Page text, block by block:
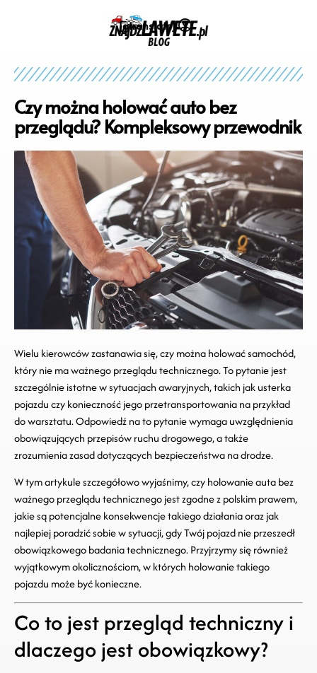
[gtranslate]
Czy można holować auto bez
przeglądu? Kompleksowy przewodnik
Wielu kierowców zastanawia się, czy można holować samochód,
który nie ma ważnego przeglądu technicznego. To pytanie jest
szczególnie istotne w sytuacjach awaryjnych, takich jak usterka
pojazdu czy konieczność jego przetransportowania na przykład
do warsztatu. Odpowiedź na to pytanie wymaga uwzględnienia
obowiązujących przepisów ruchu drogowego, a także
zrozumienia zasad dotyczących bezpieczeństwa na drodze.
W tym artykule szczegółowo wyjaśnimy, czy holowanie auta bez
ważnego przeglądu technicznego jest zgodne z polskim prawem,
jakie są potencjalne konsekwencje takiego działania oraz jak
najlepiej poradzić sobie w sytuacji, gdy Twój pojazd nie przeszedł
obowiązkowego badania technicznego. Przyjrzymy się również
wyjątkowym okolicznościom, w których holowanie takiego
pojazdu może być konieczne.
Co to jest przegląd techniczny i
dlaczego jest obowiązkowy?